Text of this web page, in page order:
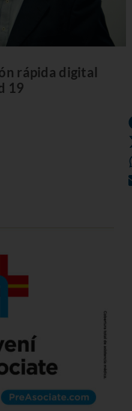
rápida digital
19